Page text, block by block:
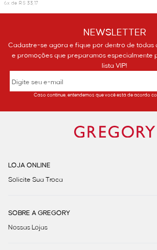
6x de R$ 33,17
NEWSLETTER
Cadastre-se agora e fique por dentro de todas
e promoções que preparamos especialmente
lista VIP!
Caso continue, entendemos que você está de acordo
LOJA ONLINE
Solicite Sua Troca
SOBRE A GREGORY
Nossas Lojas